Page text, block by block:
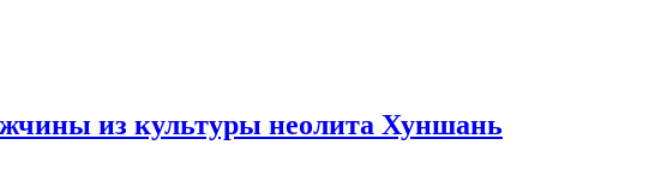
из культуры неолита Хуншань